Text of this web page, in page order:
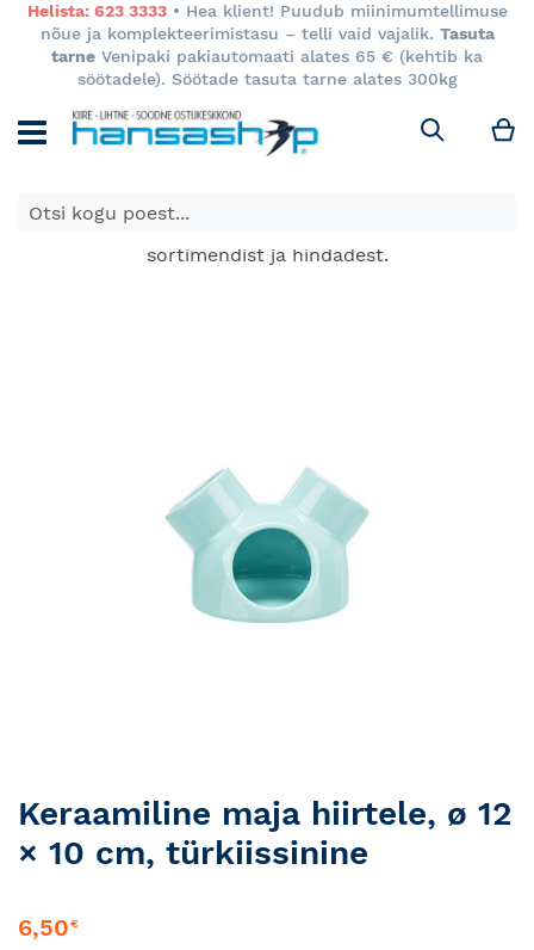
Helista: 623 3333• Hea klient! Puudub miinimumtellimuse
nõue ja komplekteerimistasu – telli vaid vajalik. Tasuta
tarne Venipaki pakiautomaati alates 65 € (kehtib ka
söötadele). Söötade tasuta tarne alates 300kg
Otsi
E-poes kuvatavad toodete hinnad kehtivad ainult e-
poes ja võivad erineda Keila ja Tartu poodide
sortimendist ja hindadest.
Skip
to
the
the
Keraamiline maja hiirtele, ø 12
× 10 cm, türkiissinine
6,50€